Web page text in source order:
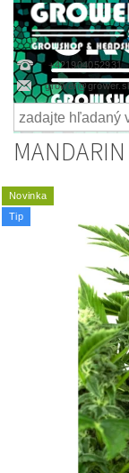
+421904052931
Novinka
Tip